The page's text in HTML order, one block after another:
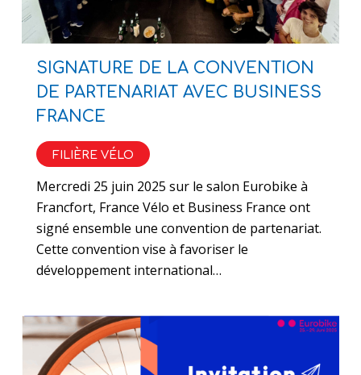
SIGNATURE DE LA CONVENTION
DE PARTENARIAT AVEC BUSINESS
FRANCE
FILIÈRE VÉLO
Mercredi 25 juin 2025 sur le salon Eurobike à
Francfort, France Vélo et Business France ont
signé ensemble une convention de partenariat.
Cette convention vise à favoriser le
développement international…